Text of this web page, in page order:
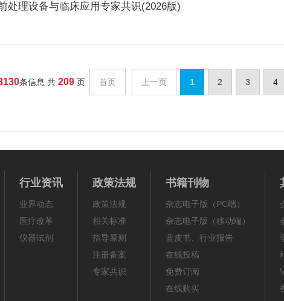
处理设备与临床应用专家共识(2026版)
条信息 共 209页 首页 上一页 1 2 3 4
行业资讯
业界动态
医疗改革
仪器试剂
政策法规
政策法规
相关标准
指导原则
注册备案
专家共识
书籍刊物
杂志电子版（PC端）
杂志电子版（移动端）
蓝皮书、行业报告
在线投稿
免费订阅
在线购买